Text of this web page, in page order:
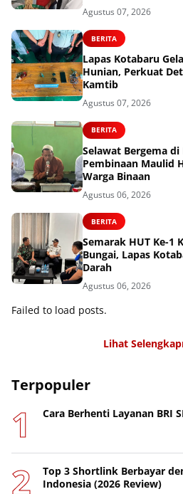
Agustus 07, 2026
BERITA
Lapas Kotabaru
Hunian, Perkuat
Kamtib
Agustus 07, 2026
BERITA
Selawat Bergema
Pembinaan Maulid
Warga Binaan
Agustus 06, 2026
BERITA
Semarak HUT Ke-1
Bungai, Lapas
Darah
Agustus 06, 2026
Failed to load posts.
Lihat
Terpopuler
Cara Berhenti Layanan BRI
Top 3 Shortlink Berbayar
Indonesia (2026 Review)